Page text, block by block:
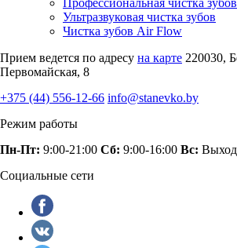
Ультразвуковая чистка зубов
Чистка зубов Air Flow
Прием ведется по адресу на карте 220030,
Первомайская, 8
+375 (44) 556-12-66 info@stanevko.by
Режим работы
Пн-Пт: 9:00-21:00 Сб: 9:00-16:00 Вс:
Социальные сети